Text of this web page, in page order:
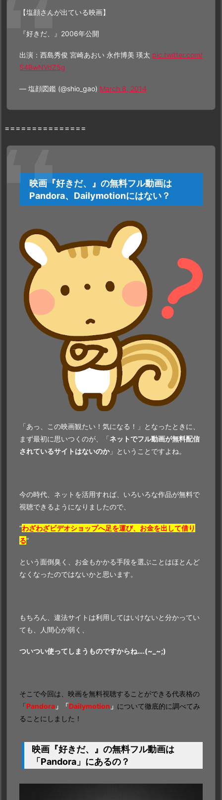
で
る
由
【塩顔さんが出ている映画】
『好きだ、』2006年公開
出演：西島秀俊 宮崎あおい 永作博美 瑛太 pic.twitter.com/
S4BwNVdZ5g
— 塩顔図鑑 (@shio_gao) March 8, 2014
===============
映画『好きだ、』の無料フル動画は
Pandora、Dailymotionにはない？
「あっ、この映画観たい！気になる！」となったときに、
まず最初に思いつくのが、「ネットでフル動画が無料配信
されているサイトはないのか」ということですよね。
今の時代、ネットを活用すれば、いろいろな作品が無料で
視聴できるようになりましたので、
“わざわざビデオショップへ足を運び、お金を出して借り
る”
という面倒臭く、お金もかかる手段を選ぶことはほとんど
なくなったのではないかと思います。
もちろん、違法サイトは利用してはいけないと分かってい
ても、人間心が弱く、
ついつい使ってしまうものですからね….(~_~;)
そこで今回は、映画を無料視聴することができる代表格の
「Pandora 」「Dailymotion 」 について徹底的に調べてみ
ることにしました！
映画『好きだ、』の無料フル動画は
「Pandora」にあるの？